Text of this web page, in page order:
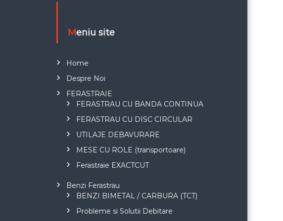
Meniu site
Home
Despre Noi
FERASTRAIE
FERASTRAU CU BANDA CONTINUA
FERASTRAU CU DISC CIRCULAR
UTILAJE DEBAVURARE
MESE CU ROLE (transportoare)
Ferastraie EXACTCUT
Benzi Ferastrau
BENZI BIMETAL / CARBURA (TCT)
Probleme si Solutii Debitare